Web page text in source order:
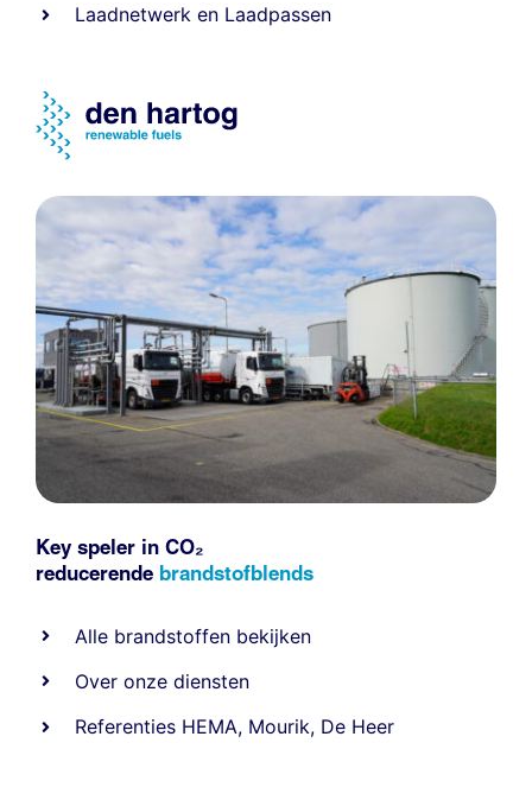
Laadnetwerk en Laadpassen
Key speler in CO₂
reducerende brandstofblends
Alle brandstoffen bekijken
Over onze diensten
Referenties HEMA, Mourik, De Heer